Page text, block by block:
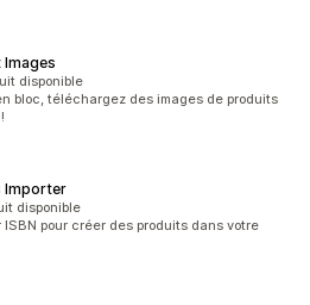
Images
disponible
bloc, téléchargez des images de produits
Importer
disponible
ISBN pour créer des produits dans votre